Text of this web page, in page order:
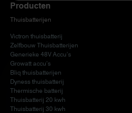
Producten
Thuisbatterijen
Victron thuisbatterij
Zelfbouw Thuisbatterijen
Generieke 48V Accu’s
Growatt accu’s
Bliq thuisbatterijen
Dyness thuisbatterij
Thermische batterij
Thuisbatterij 20 kwh
Thuisbatterij 30 kwh